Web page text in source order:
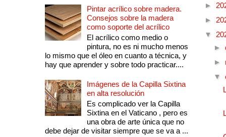
Pintar acrílico sobre madera.
Consejos sobre la madera
como soporte del acrílico
El acrílico como medio o
pintura, no es ni mucho menos
lo mismo que el óleo en cuanto a técnica, y
hay que aprender y sobre todo practicar....
Imágenes de la Capilla Sixtina
en alta resolución
Es complicado ver la Capilla
Sixtina en el Vaticano , pero es
una obra de arte única que no
debe dejar de visitar siempre que se va a ...
►
►
▼
►
►
▼